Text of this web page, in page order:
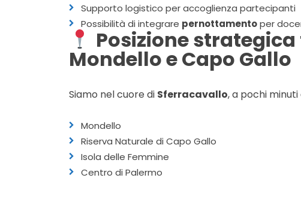
Supporto logistico per accoglienza partecipanti
Possibilità di integrare pernottamentoper
Posizione
Mondello e Capo Gallo
Siamo nel cuore di Sferracavallo, a pochi minuti
Mondello
Riserva Naturale di Capo Gallo
Isola delle Femmine
Centro di Palermo